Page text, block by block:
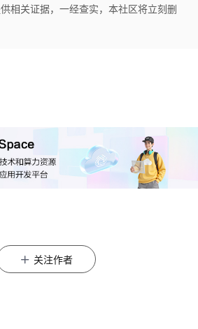
相关证据，一经查实，本社区将立刻删
关注作者